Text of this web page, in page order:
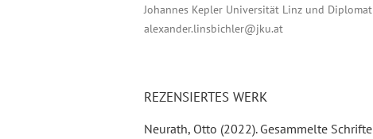
Johannes Kepler Universität Linz und
alexander.linsbichler@jku.at
REZENSIERTES WERK
Neurath, Otto (2022). Gesammelte